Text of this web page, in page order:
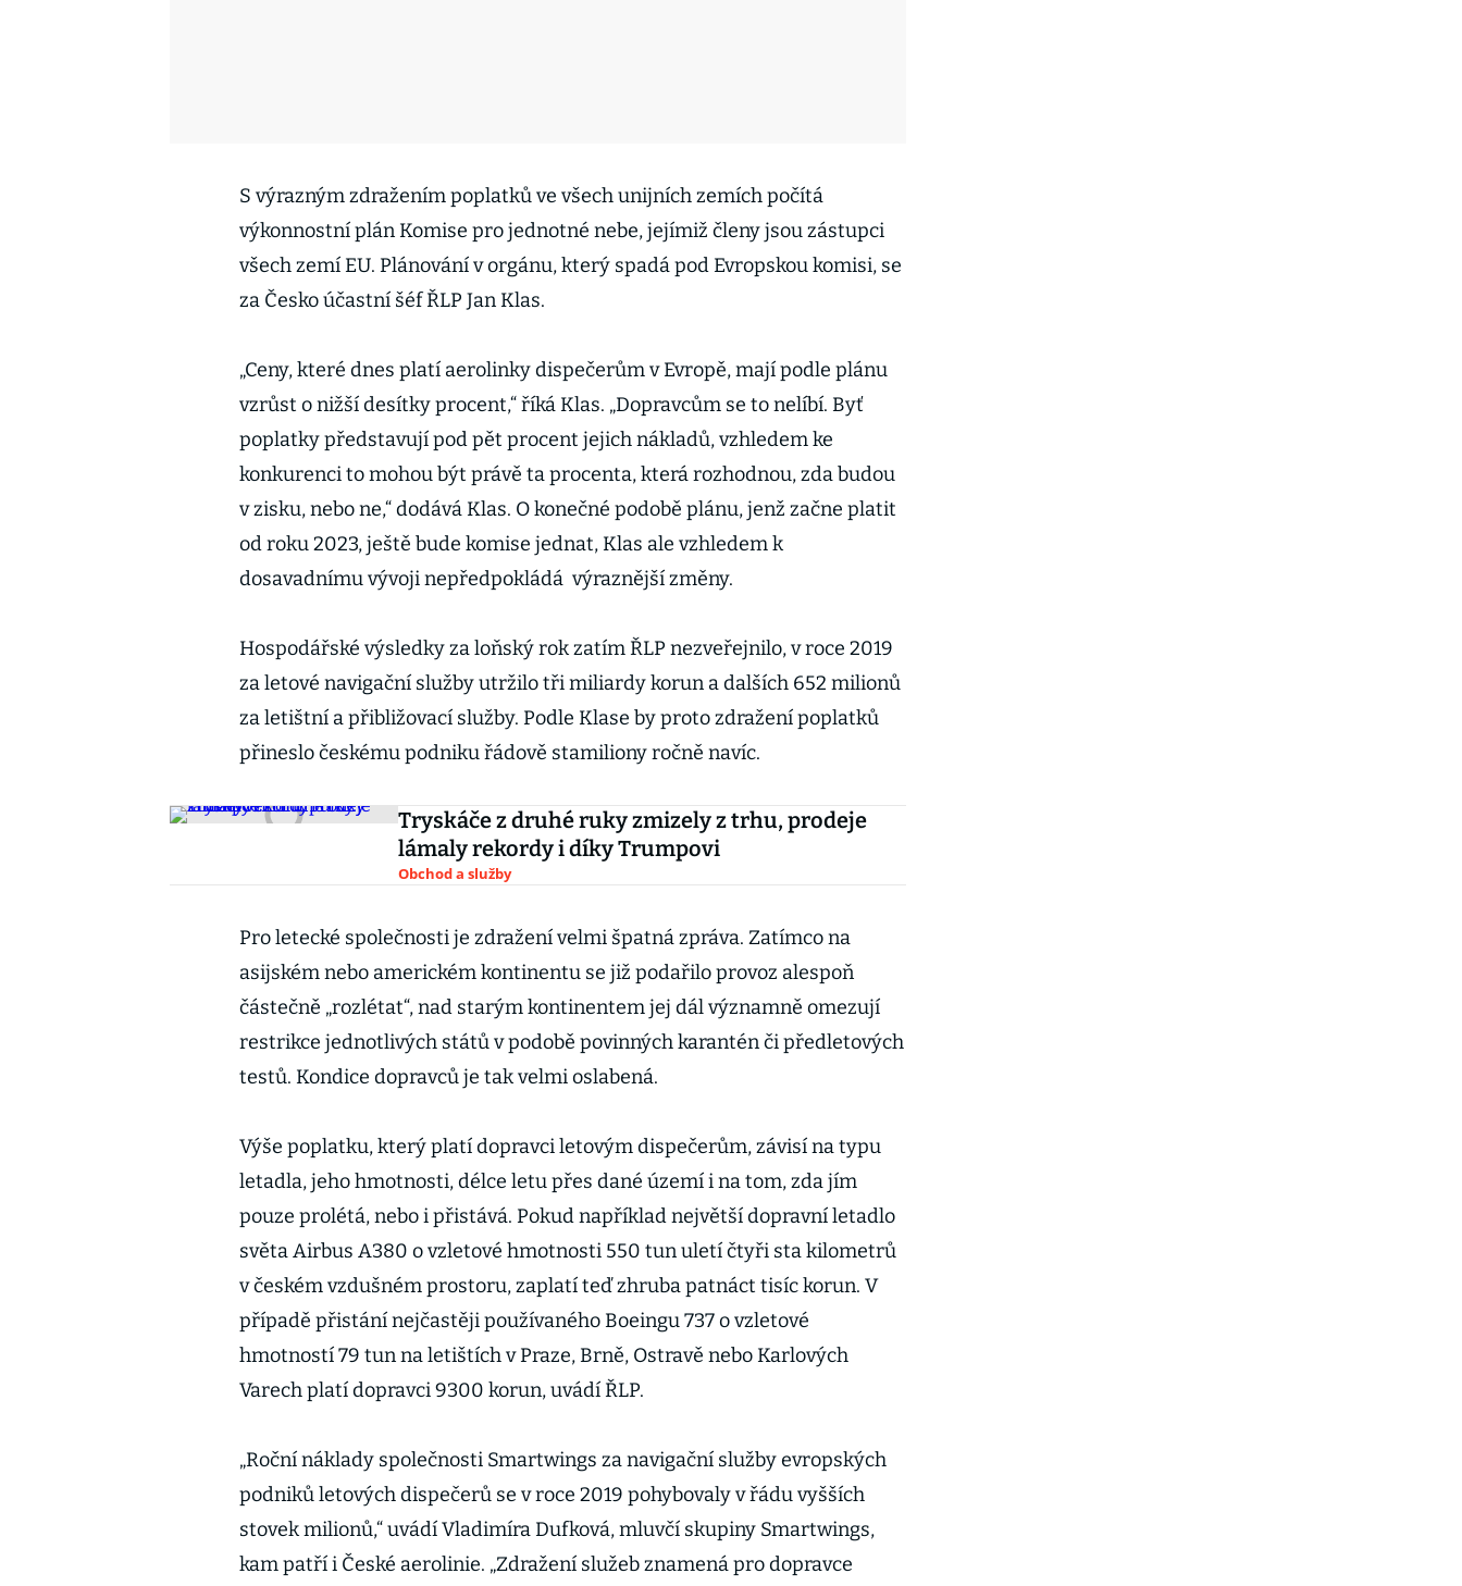
S výrazným zdražením poplatků ve všech unijních zemích počítá
výkonnostní plán Komise pro jednotné nebe, jejímiž členy jsou zástupci
všech zemí EU. Plánování v orgánu, který spadá pod Evropskou komisi, se
za Česko účastní šéf ŘLP Jan Klas.
„Ceny, které dnes platí aerolinky dispečerům v Evropě, mají podle plánu
vzrůst o nižší desítky procent,“ říká Klas. „Dopravcům se to nelíbí. Byť
poplatky představují pod pět procent jejich nákladů, vzhledem ke
konkurenci to mohou být právě ta procenta, která rozhodnou, zda budou
v zisku, nebo ne,“ dodává Klas. O konečné podobě plánu, jenž začne platit
od roku 2023, ještě bude komise jednat, Klas ale vzhledem k
dosavadnímu vývoji nepředpokládá výraznější změny.
Hospodářské výsledky za loňský rok zatím ŘLP nezveřejnilo, v roce 2019
za letové navigační služby utržilo tři miliardy korun a dalších 652 milionů
za letištní a přibližovací služby. Podle Klase by proto zdražení poplatků
přineslo českému podniku řádově stamiliony ročně navíc.
Tryskáče z druhé ruky zmizely z trhu, prodeje
lámaly rekordy i díky Trumpovi
Obchod a služby
Pro letecké společnosti je zdražení velmi špatná zpráva. Zatímco na
asijském nebo americkém kontinentu se již podařilo provoz alespoň
částečně „rozlétat“, nad starým kontinentem jej dál významně omezují
restrikce jednotlivých států v podobě povinných karantén či předletových
testů. Kondice dopravců je tak velmi oslabená.
Výše poplatku, který platí dopravci letovým dispečerům, závisí na typu
letadla, jeho hmotnosti, délce letu přes dané území i na tom, zda jím
pouze prolétá, nebo i přistává. Pokud například největší dopravní letadlo
světa Airbus A380 o vzletové hmotnosti 550 tun uletí čtyři sta kilometrů
v českém vzdušném prostoru, zaplatí teď zhruba patnáct tisíc korun. V
případě přistání nejčastěji používaného Boeingu 737 o vzletové
hmotností 79 tun na letištích v Praze, Brně, Ostravě nebo Karlových
Varech platí dopravci 9300 korun, uvádí ŘLP.
„Roční náklady společnosti Smartwings za navigační služby evropských
podniků letových dispečerů se v roce 2019 pohybovaly v řádu vyšších
stovek milionů,“ uvádí Vladimíra Dufková, mluvčí skupiny Smartwings,
kam patří i České aerolinie. „Zdražení služeb znamená pro dopravce